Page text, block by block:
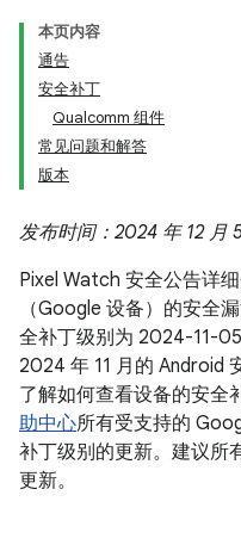
本页内容
通告
安全补丁
Qualcomm 组件
常见问题和解答
版本
发布时间：2024 年 12 月
Pixel Watch 安全公告详
（Google 设备）的安全
全补丁级别为 2024-11-
2024 年 11 月的 Android
了解如何查看设备的安全
助中心所有受支持的
补丁级别的更新。建议所
更新。